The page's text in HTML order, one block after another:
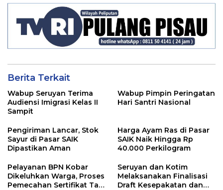
Berita Terkait
Wabup Seruyan Terima
Audiensi Imigrasi Kelas II
Sampit
Wabup Pimpin Peringatan
Hari Santri Nasional
Pengiriman Lancar, Stok
Sayur di Pasar SAIK
Dipastikan Aman
Harga Ayam Ras di Pasar
SAIK Naik Hingga Rp
40.000 Perkilogram
Pelayanan BPN Kobar
Dikeluhkan Warga, Proses
Pemecahan Sertifikat Tak
Seruyan dan Kotim
Melaksanakan Finalisasi
Draft Kesepakatan dan